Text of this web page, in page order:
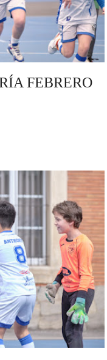
FEBRERO